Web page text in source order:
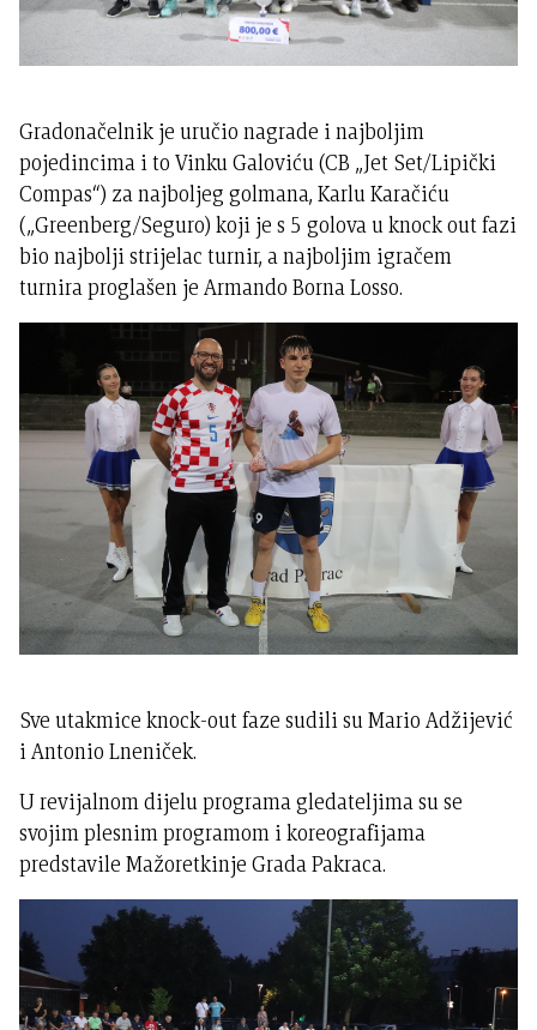
Gradonačelnik je uručio nagrade i najboljim
pojedincima i to Vinku Galoviću (CB „Jet Set/Lipički
Compas“) za najboljeg golmana, Karlu Karačiću
(„Greenberg/Seguro) koji je s 5 golova u knock out fazi
bio najbolji strijelac turnir, a najboljim igračem
turnira proglašen je Armando Borna Losso.
Sve utakmice knock-out faze sudili su Mario Adžijević
i Antonio Lneniček.
U revijalnom dijelu programa gledateljima su se
svojim plesnim programom i koreografijama
predstavile Mažoretkinje Grada Pakraca.